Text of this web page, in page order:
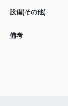
設備(その他)
備考